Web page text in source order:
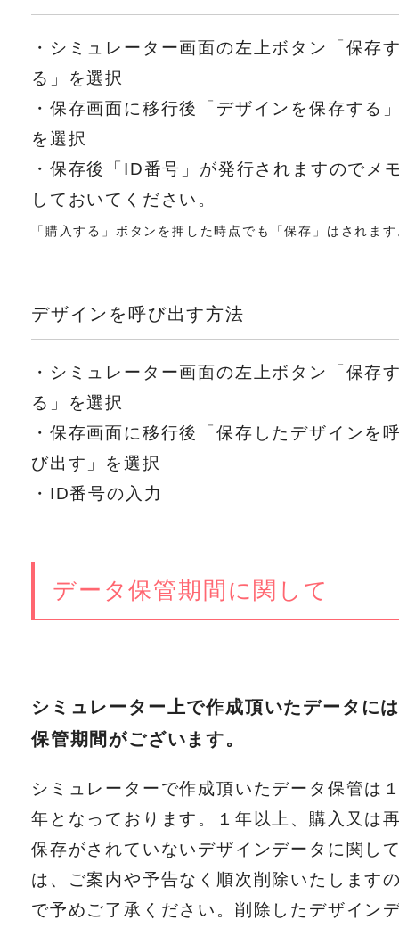
・シミュレーター画面の左上ボタン「保存
る」を選択
・保存画面に移行後「デザインを保存する
を選択
・保存後「ID番号」が発行されますのでメ
しておいてください。
「購入する」ボタンを押した時点でも「保存」はされま
デザインを呼び出す方法
・シミュレーター画面の左上ボタン「保存
る」を選択
・保存画面に移行後「保存したデザインを
び出す」を選択
・ID番号の入力
データ保管期間に関して
シミュレーター上で作成頂いたデータに
保管期間がございます。
シミュレーターで作成頂いたデータ保管は
年となっております。１年以上、購入又は
保存がされていないデザインデータに関し
は、ご案内や予告なく順次削除いたします
で予めご了承ください。削除したデザイン